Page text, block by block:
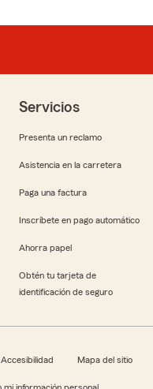
Servicios
Presenta un reclamo
Asistencia en la carretera
Paga una factura
Inscríbete en pago automático
Ahorra papel
Obtén tu tarjeta de
identificación de seguro
Accesibilidad Mapa del sitio